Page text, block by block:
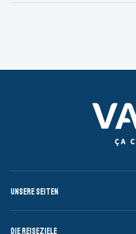
Unsere Seiten
Die Reiseziele